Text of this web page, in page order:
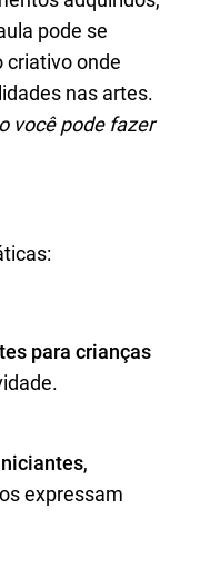
pode se
criativo onde
nas artes.
você pode fazer
para crianças
,
expressam